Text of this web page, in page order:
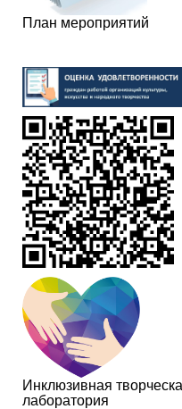
План мероприятий
Инклюзивная
лаборатория